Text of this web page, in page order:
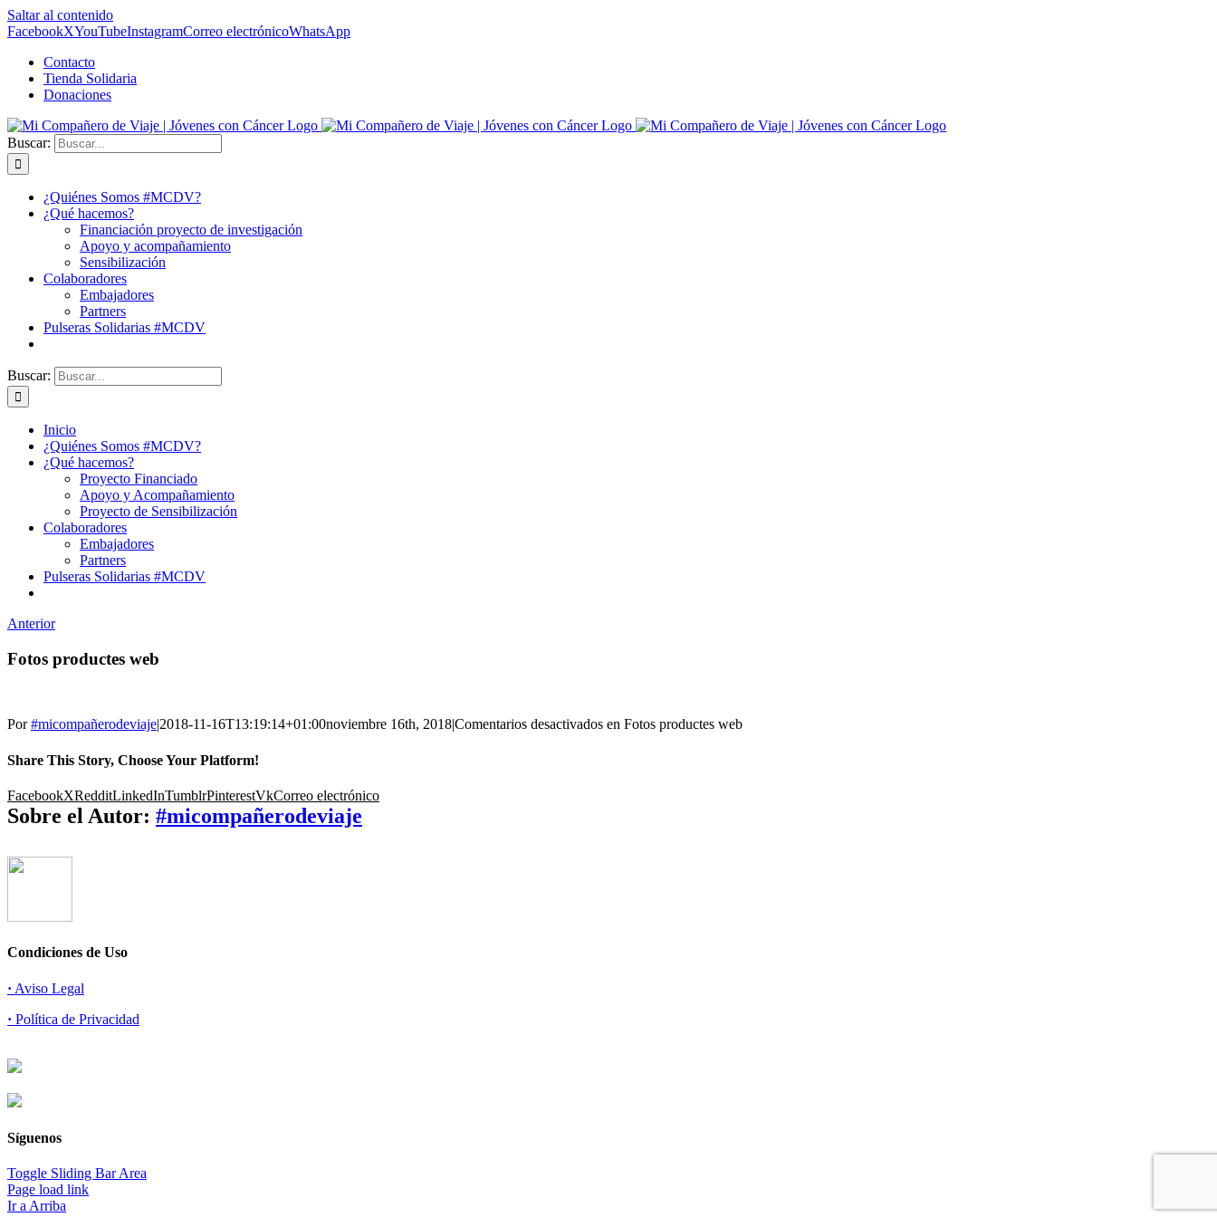
Saltar al contenido
FacebookXYouTubeInstagramCorreo electrónicoWhatsApp
Contacto
Tienda Solidaria
Donaciones
Buscar:
¿Quiénes Somos #MCDV?
¿Qué hacemos?
Financiación proyecto de investigación
Apoyo y acompañamiento
Sensibilización
Colaboradores
Embajadores
Partners
Pulseras Solidarias #MCDV
Buscar:
Inicio
¿Quiénes Somos #MCDV?
¿Qué hacemos?
Proyecto Financiado
Apoyo y Acompañamiento
Proyecto de Sensibilización
Colaboradores
Embajadores
Partners
Pulseras Solidarias #MCDV
Anterior
Fotos productes web
Por#micompañerodeviaje|2018-11-16T13:19:14+01:00noviembre 16th, 2018|Comentarios desactivados en Fotos productes web
Share This Story, Choose Your Platform!
FacebookXRedditLinkedInTumblrPinterestVkCorreo electrónico
Sobre el Autor: #micompañerodeviaje
Condiciones de Uso
· Aviso Legal
· Política de Privacidad
Síguenos
Toggle Sliding Bar Area
Page load link
Ir a Arriba